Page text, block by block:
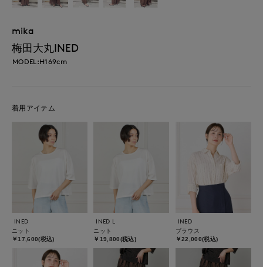
mika
梅田大丸INED
MODEL:H169cm
着用アイテム
INED
ニット
￥17,600(税込)
INED L
ニット
￥19,800(税込)
INED
ブラウス
￥22,000(税込)